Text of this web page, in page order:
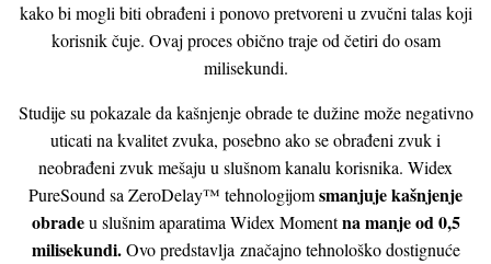
kako bi mogli biti obrađeni i ponovo pretvoreni u zvučni talas koji
korisnik čuje. Ovaj proces obično traje od četiri do osam
milisekundi.
Studije su pokazale da kašnjenje obrade te dužine može negativno
uticati na kvalitet zvuka, posebno ako se obrađeni zvuk i
neobrađeni zvuk mešaju u slušnom kanalu korisnika. Widex
PureSound sa ZeroDelay™ tehnologijomsmanjuje kašnjenje
obradeu slušnim aparatima Widex Momentna manje od 0,5
milisekundi.Ovo predstavlja značajno tehnološko dostignuće